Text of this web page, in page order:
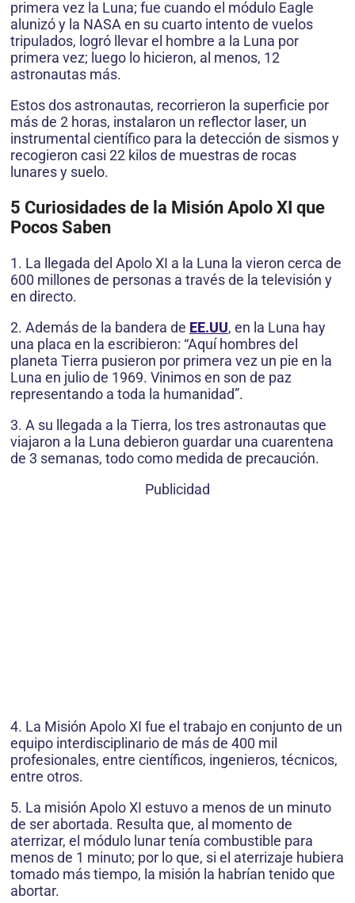
primera vez la Luna; fue cuando el módulo Eagle
alunizó y la NASA en su cuarto intento de vuelos
tripulados, logró llevar el hombre a la Luna por
primera vez; luego lo hicieron, al menos, 12
astronautas más.
Estos dos astronautas, recorrieron la superficie por
más de 2 horas, instalaron un reflector laser, un
instrumental científico para la detección de sismos y
recogieron casi 22 kilos de muestras de rocas
lunares y suelo.
5 Curiosidades de la Misión Apolo XI que
Pocos Saben
1. La llegada del Apolo XI a la Luna la vieron cerca de
600 millones de personas a través de la televisión y
en directo.
2. Además de la bandera de EE.UU, en la Luna hay
una placa en la escribieron: “Aquí hombres del
planeta Tierra pusieron por primera vez un pie en la
Luna en julio de 1969. Vinimos en son de paz
representando a toda la humanidad”.
3. A su llegada a la Tierra, los tres astronautas que
viajaron a la Luna debieron guardar una cuarentena
de 3 semanas, todo como medida de precaución.
Publicidad
4. La Misión Apolo XI fue el trabajo en conjunto de un
equipo interdisciplinario de más de 400 mil
profesionales, entre científicos, ingenieros, técnicos,
entre otros.
5. La misión Apolo XI estuvo a menos de un minuto
de ser abortada. Resulta que, al momento de
aterrizar, el módulo lunar tenía combustible para
menos de 1 minuto; por lo que, si el aterrizaje hubiera
tomado más tiempo, la misión la habrían tenido que
abortar.